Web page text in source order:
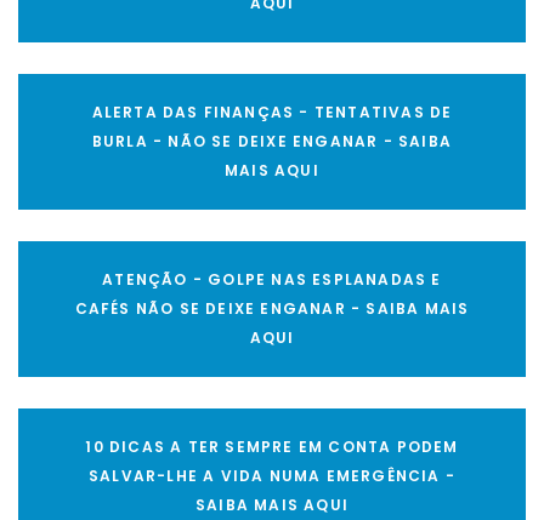
ALERTA DAS FINANÇAS - TENTATIVAS DE
BURLA - NÃO SE DEIXE ENGANAR - SAIBA
MAIS AQUI
ATENÇÃO - GOLPE NAS ESPLANADAS E
CAFÉS NÃO SE DEIXE ENGANAR - SAIBA MAIS
AQUI
10 DICAS A TER SEMPRE EM CONTA PODEM
SALVAR-LHE A VIDA NUMA EMERGÊNCIA -
SAIBA MAIS AQUI